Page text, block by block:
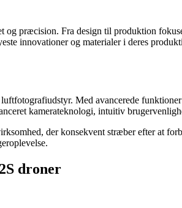
præcision. Fra design til produktion
innovationer og materialer i deres
Med avancerede
kamerateknologi, intuitiv
der konsekvent stræber efter at
droner